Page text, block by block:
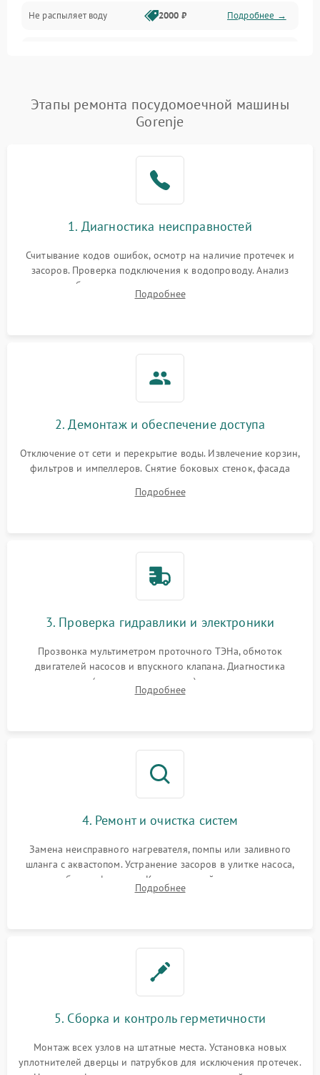
Программное обеспечение
Не распыляет воду 2000 ₽ Подробнее →
Проблемы с набором
воды
1800 ₽ Подробнее →
1700 ₽
циркуляционным насосом
2100 ₽ Подробнее →
Этапы ремонта посудомоечной машины
Gorenje
1. Диагностика неисправностей
Считывание кодов ошибок, осмотр на наличие протечек и
засоров. Проверка подключения к водопроводу. Анализ
жалоб на отсутствие слива, нагрева, вращения
разбрызгивателей или срабатывание системы защиты
Подробнее
2. Демонтаж и обеспечение доступа
Отключение от сети и перекрытие воды. Извлечение корзин,
фильтров и импеллеров. Снятие боковых стенок, фасада
циркуляционному насосу, ТЭНу и сливной помпе.
Подробнее
3. Проверка гидравлики и электроники
Прозвонка мультиметром проточного ТЭНа, обмоток
двигателей насосов и впускного клапана. Диагностика
прессостата (датчика уровня воды), датчика мутности,
концевика дверцы и электронного модуля управления.
Подробнее
4. Ремонт и очистка систем
Замена неисправного нагревателя, помпы или заливного
шланга с аквастопом. Устранение засоров в улитке насоса,
патрубках и фильтрах. Компонентный ремонт платы
управления, восстановление поврежденной проводки.
Подробнее
5. Сборка и контроль герметичности
Монтаж всех узлов на штатные места. Установка новых
уплотнителей дверцы и патрубков для исключения протечек.